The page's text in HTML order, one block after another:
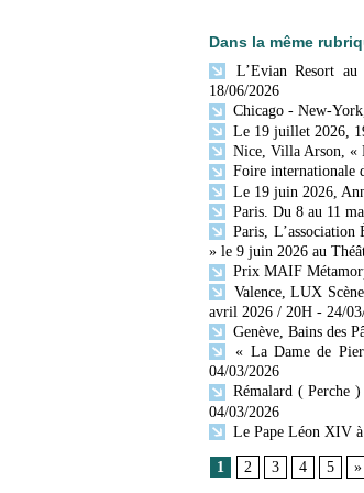
Dans la même
L’Evian Resort
18/06/2026
Chicago - New-
Le 19 juillet 2026,
Nice, Villa Arson, «
Foire internationale
Le 19 juin 2026,
Paris. Du 8 au 11
Paris,
» le 9 juin 2026 au
Prix MAIF
Valence, LUX
avril 2026 / 20H - 24/
Genève, Bains des
« La Dame de
04/03/2026
Rémalard ( Perche
04/03/2026
Le Pape Léon XIV
1 2 3 4 5 »